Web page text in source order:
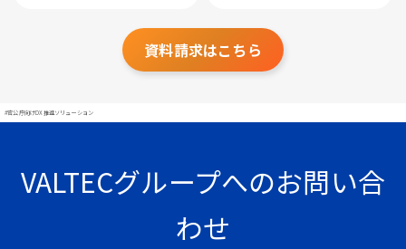
資料請求はこちら
#官公庁向けDX推進ソリューション
VALTECグループへのお問い合
わせ